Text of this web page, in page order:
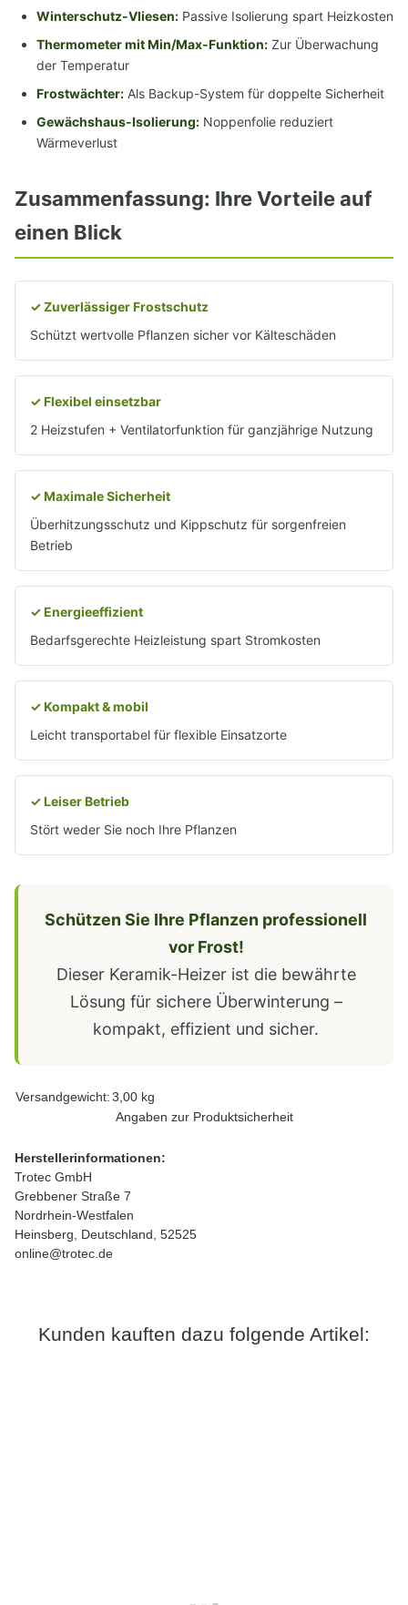
Winterschutz-Vliesen: Passive Isolierung spart Heizkosten
Thermometer mit Min/Max-Funktion: Zur Überwachung
der Temperatur
Frostwächter: Als Backup-System für doppelte Sicherheit
Gewächshaus-Isolierung: Noppenfolie reduziert
Wärmeverlust
Zusammenfassung: Ihre Vorteile auf
einen Blick
✓ Zuverlässiger Frostschutz
Schützt wertvolle Pflanzen sicher vor Kälteschäden
✓ Flexibel einsetzbar
2 Heizstufen + Ventilatorfunktion für ganzjährige Nutzung
✓ Maximale Sicherheit
Überhitzungsschutz und Kippschutz für sorgenfreien
Betrieb
✓ Energieeffizient
Bedarfsgerechte Heizleistung spart Stromkosten
✓ Kompakt & mobil
Leicht transportabel für flexible Einsatzorte
✓ Leiser Betrieb
Stört weder Sie noch Ihre Pflanzen
Schützen Sie Ihre Pflanzen professionell
vor Frost!
Dieser Keramik-Heizer ist die bewährte
Lösung für sichere Überwinterung –
kompakt, effizient und sicher.
Produkteigenschaft
Wert
Versandgewicht:3,00 kg
Angaben zur Produktsicherheit
Herstellerinformationen:
Trotec GmbH
Grebbener Straße 7
Nordrhein-Westfalen
Heinsberg, Deutschland, 52525
online@trotec.de
Kunden kauften dazu folgende Artikel: